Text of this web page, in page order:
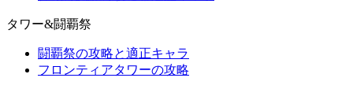
タワー&闘覇祭
闘覇祭の攻略と適正キャラ
フロンティアタワーの攻略